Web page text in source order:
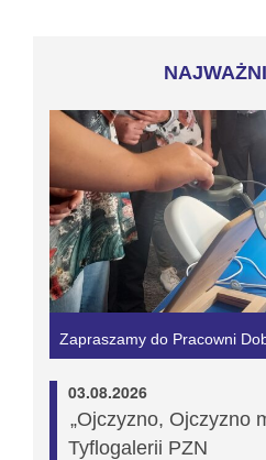
Zapraszamy do Pracowni
03.08.2026
„Ojczyzno, Ojczyzno
Tyflogalerii PZN